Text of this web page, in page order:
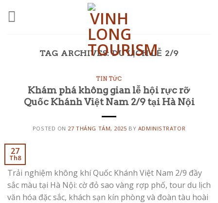
TAG ARCHIVES:DU LỊCH LỄ 2/9
TIN TỨC
Khám phá không gian lễ hội rực rỡ
Quốc Khánh Việt Nam 2/9 tại Hà Nội
POSTED ON 27 THÁNG TÁM, 2025 BY ADMINISTRATOR
27
Th8
Trải nghiệm không khí Quốc Khánh Việt Nam 2/9 đầy
sắc màu tại Hà Nội: cờ đỏ sao vàng rợp phố, tour du lịch
văn hóa đặc sắc, khách sạn kín phòng và đoàn tàu hoài